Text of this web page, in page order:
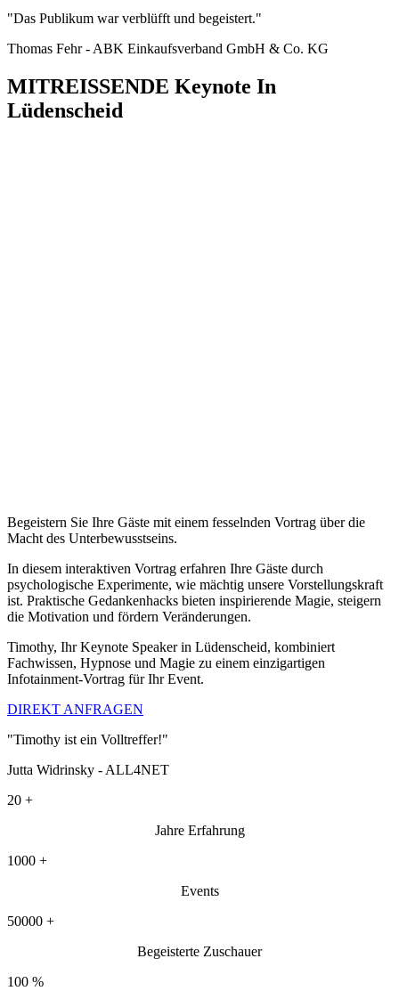
"Das Publikum war verblüfft und begeistert."
Thomas Fehr - ABK Einkaufsverband GmbH & Co. KG
MITREISSENDE Keynote In
Lüdenscheid
Begeistern Sie Ihre Gäste mit einem fesselnden Vortrag über die
Macht des Unterbewusstseins.
In diesem interaktiven Vortrag erfahren Ihre Gäste durch
psychologische Experimente, wie mächtig unsere Vorstellungskraft
ist. Praktische Gedankenhacks bieten inspirierende Magie, steigern
die Motivation und fördern Veränderungen.
Timothy, Ihr Keynote Speaker in Lüdenscheid, kombiniert
Fachwissen, Hypnose und Magie zu einem einzigartigen
Infotainment-Vortrag für Ihr Event.
DIREKT ANFRAGEN
"Timothy ist ein Volltreffer!"
Jutta Widrinsky - ALL4NET
20 +
Jahre Erfahrung
1000 +
Events
50000 +
Begeisterte Zuschauer
100 %